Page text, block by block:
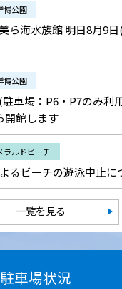
博公園
ら海水族館 明日8月9
博公園
車場：P6・P7のみ利
開館します
ラルドビーチ
るビーチの遊泳中止に
一覧を見る
車場状況